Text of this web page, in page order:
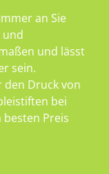
an Sie
und
und lässt
sein.
den Druck von
bei
Preis